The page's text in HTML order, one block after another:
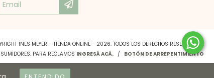
INES MEYER - TIENDA ONLINE - 2026. TODOS LOS DERECHOS RESERVADOS.
PARA RECLAMOS INGRESÁ ACÁ. / BOTÓN DE ARREPENTIMIENTO